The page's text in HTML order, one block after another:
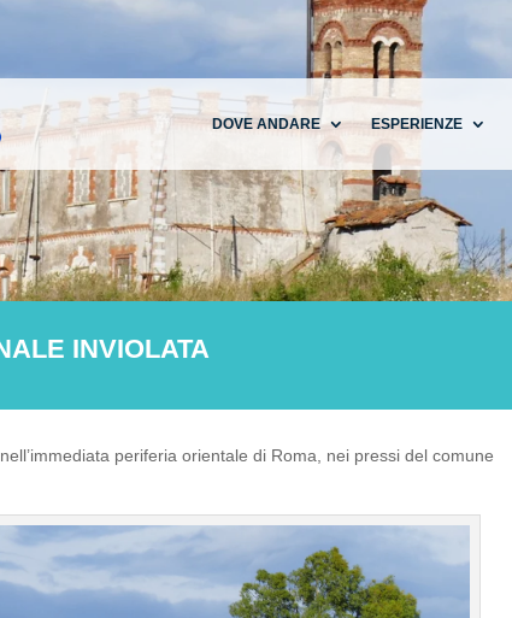
DOVE ANDARE ESPERIENZE
INVIOLATA
periferia orientale di Roma, nei pressi del comune